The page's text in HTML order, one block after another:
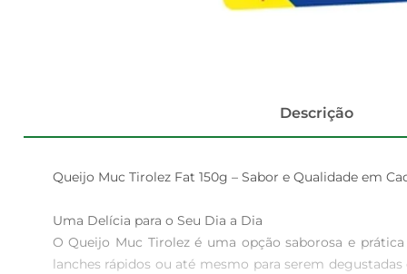
Descrição
Queijo Muc Tirolez Fat 150g – Sabor e Qualidade em
Uma Delícia para o Seu Dia a Dia
O Queijo Muc Tirolez é uma opção saborosa e
lanches rápidos ou até mesmo para serem